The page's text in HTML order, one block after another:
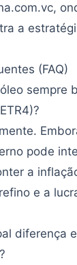
,
a
(FAQ)
sempre
pode
a
e a
diferença